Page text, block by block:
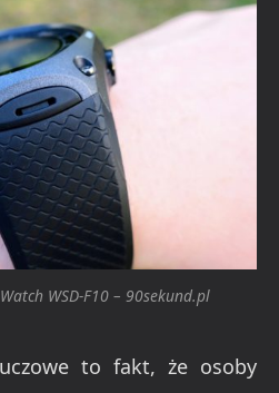
WSD-F10 – 90sekund.pl
to fakt, że osoby